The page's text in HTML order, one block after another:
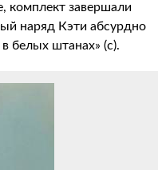
комплект завершали
наряд Кэти абсурдно
белых штанах» (с).